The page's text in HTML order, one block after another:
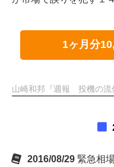
1ヶ月分
山崎和邦『週報 投機の流
2016/08/29 緊急相